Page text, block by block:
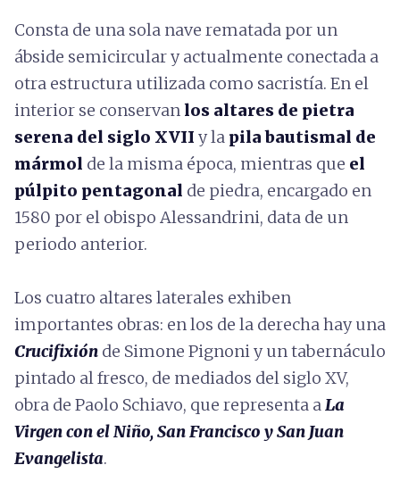
Consta de una sola nave rematada por un
ábside semicircular y actualmente conectada a
otra estructura utilizada como sacristía. En el
interior se conservanlos altares de pietra
serena del siglo XVII y la pila bautismal de
mármol de la misma época, mientras que el
púlpito pentagonal de piedra, encargado en
1580 por el obispo Alessandrini, data de un
periodo anterior.
Los cuatro altares laterales exhiben
importantes obras: en los de la derecha hay una
Crucifixión de Simone Pignoni y un tabernáculo
pintado al fresco, de mediados del siglo XV,
obra de Paolo Schiavo, que representa aLa
Virgen con el Niño, San Francisco y San Juan
Evangelista.